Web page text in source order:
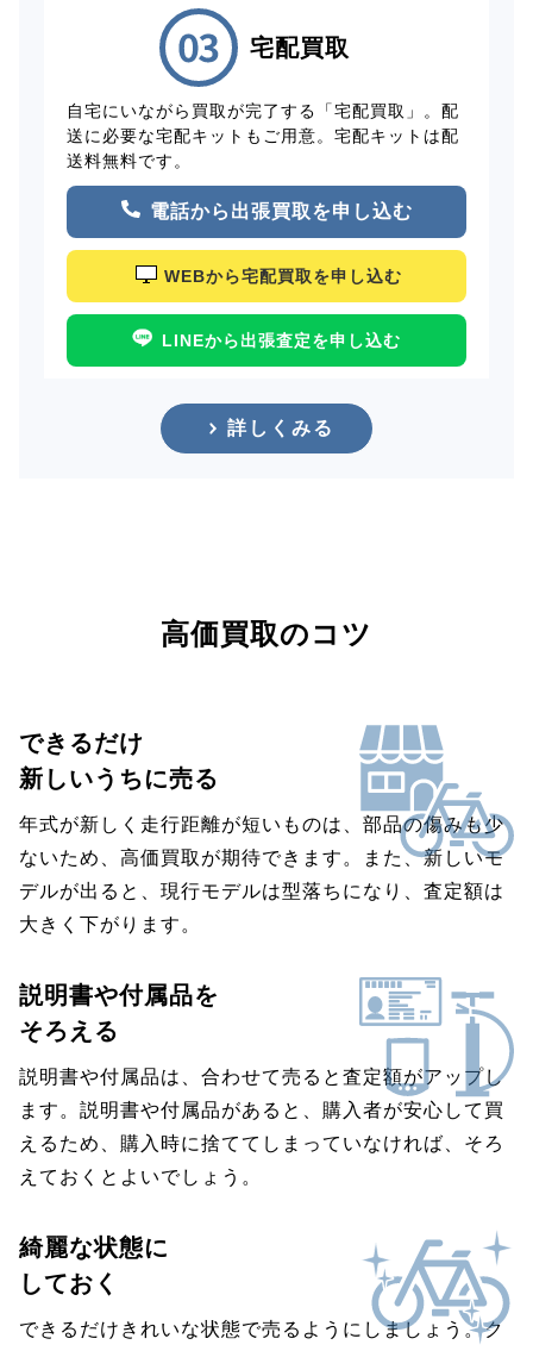
宅配買取
自宅にいながら買取が完了する「宅配買取」。配
送に必要な宅配キットもご用意。宅配キットは配
送料無料です。
電話から出張買取を申し込む
WEBから宅配買取を申し込む
LINEから出張査定を申し込む
詳しくみる
高価買取のコツ
できるだけ
新しいうちに売る
年式が新しく走行距離が短いものは、部品の傷みも少
ないため、高価買取が期待できます。また、新しいモ
デルが出ると、現行モデルは型落ちになり、査定額は
大きく下がります。
説明書や付属品を
そろえる
説明書や付属品は、合わせて売ると査定額がアップし
ます。説明書や付属品があると、購入者が安心して買
えるため、購入時に捨ててしまっていなければ、そろ
えておくとよいでしょう。
綺麗な状態に
しておく
できるだけきれいな状態で売るようにしましょう。ク